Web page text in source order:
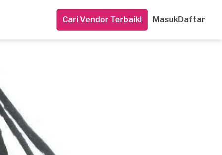
Cari Vendor Terbaik! MasukDaftar